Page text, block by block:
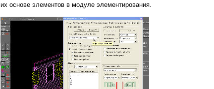
их основе элементов в модуле элементирования.